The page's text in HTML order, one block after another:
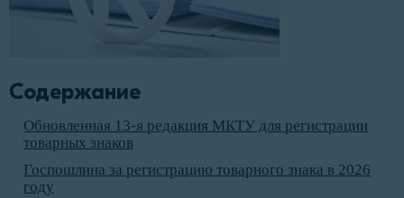
Содержание
Обновленная 13-я редакция МКТУ для регистрации
товарных знаков
Госпошлина за регистрацию товарного знака в 2026
году